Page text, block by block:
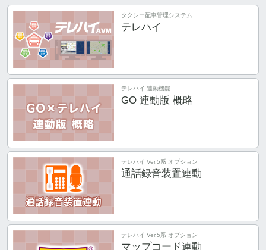
タクシー配車管理システム
テレハイ
テレハイ 連動機能
GO 連動版 概略
テレハイ Ver.5系 オプション
通話録音装置連動
テレハイ Ver.5系 オプション
マップコード連動